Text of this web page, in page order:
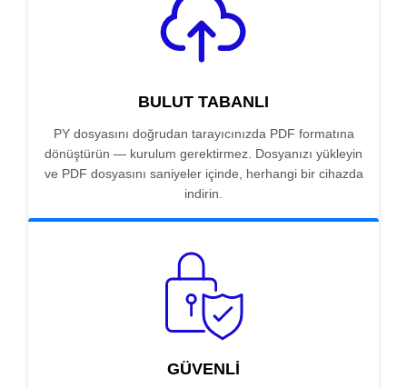
BULUT TABANLI
PY dosyasını doğrudan tarayıcınızda PDF formatına
dönüştürün — kurulum gerektirmez. Dosyanızı yükleyin
ve PDF dosyasını saniyeler içinde, herhangi bir cihazda
indirin.
GÜVENLI